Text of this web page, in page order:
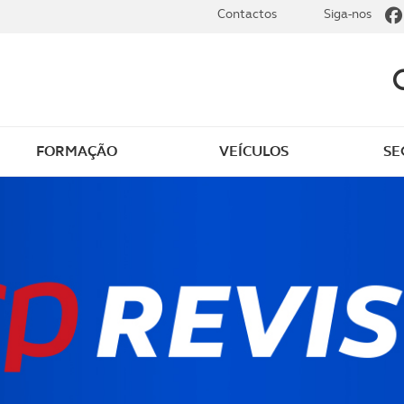
Golfe
Revista ACP Edição
impressa
FORMAÇÃO VEÍCULOS
Contactos Siga-nos